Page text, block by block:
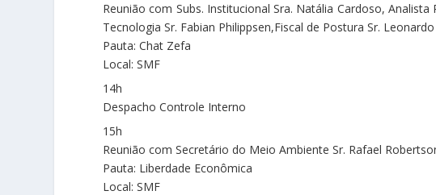
Reunião com Subs. Institucional Sra. Natália Cardoso,
Tecnologia Sr. Fabian Philippsen,Fiscal de Postura Sr.
Pauta: Chat Zefa
Local: SMF
14h
Despacho Controle Interno
15h
Reunião com Secretário do Meio Ambiente Sr. Rafael
Pauta: Liberdade Econômica
Local: SMF